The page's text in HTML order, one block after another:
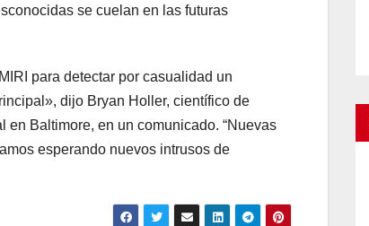
se cuelan en las futuras
para detectar por casualidad un
dijo Bryan Holler, científico de
Baltimore, en un comunicado. “Nuevas
esperando nuevos intrusos de